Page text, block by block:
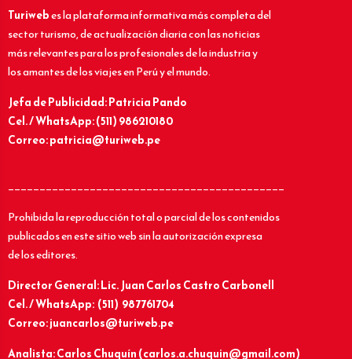
Turiwebes la plataforma informativa más completa del
sector turismo, de actualización diaria con las noticias
más relevantes para los profesionales de la industria y
los amantes de los viajes en Perú y el mundo.
Jefa de Publicidad: Patricia Pando
Cel. / WhatsApp: (511) 986210180
Correo: patricia@turiweb.pe
____________________________________________
Prohibida la reproducción total o parcial de los contenidos
publicados en este sitio web sin la autorización expresa
de los editores.
Director General: Lic.Juan Carlos Castro Carbonell
Cel. / WhatsApp: (511) 987761704
Correo: juancarlos@turiweb.pe
Analista: Carlos Chuquín (carlos.a.chuquin@gmail.com)